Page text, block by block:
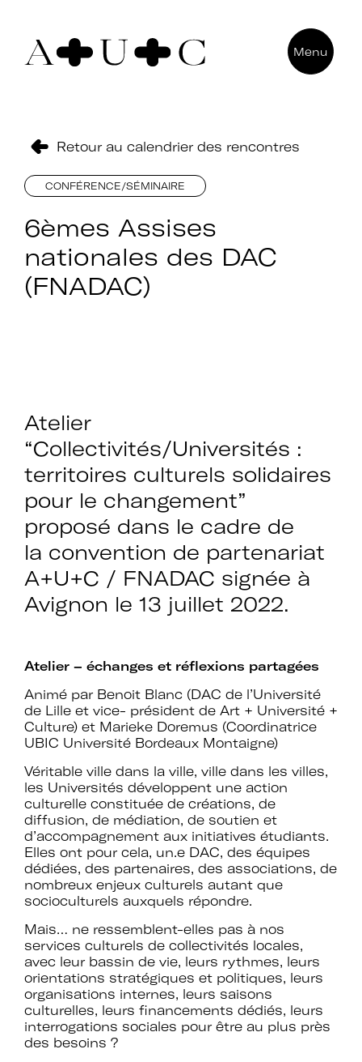
Pour nous contacter
92000 Nanterre
Rejoignez le réseau A+U+C
Téléchargez le bulletin
d'adhésion
Adhérer à Art + Université + Culture,
c’est :
Menu
Retour au calendrier des rencontres
CONFÉRENCE/SÉMINAIRE
6èmes Assises
nationales des DAC
(FNADAC)
Atelier
“Collectivités/Universités :
territoires culturels solidaires
pour le changement”
proposé dans le cadre de
la convention de partenariat
A+U+C / FNADAC signée à
Avignon le 13 juillet 2022.
Atelier – échanges et réflexions partagées
Animé par Benoit Blanc (DAC de l’Université
de Lille et vice- président de Art + Université +
Culture) et Marieke Doremus (Coordinatrice
UBIC Université Bordeaux Montaigne)
Véritable ville dans la ville, ville dans les villes,
les Universités développent une action
culturelle constituée de créations, de
diffusion, de médiation, de soutien et
d’accompagnement aux initiatives étudiants.
Elles ont pour cela, un.e DAC, des équipes
dédiées, des partenaires, des associations, de
nombreux enjeux culturels autant que
socioculturels auxquels répondre.
Mais… ne ressemblent-elles pas à nos
services culturels de collectivités locales,
avec leur bassin de vie, leurs rythmes, leurs
orientations stratégiques et politiques, leurs
organisations internes, leurs saisons
culturelles, leurs financements dédiés, leurs
interrogations sociales pour être au plus près
des besoins ?